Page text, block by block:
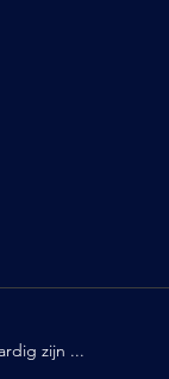
zijn ...